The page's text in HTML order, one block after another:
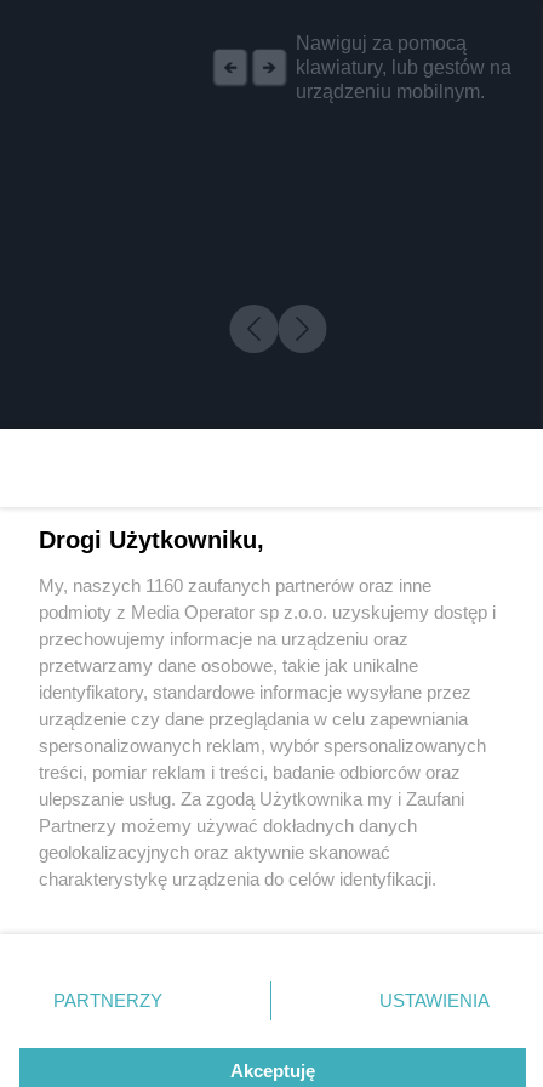
Nawiguj za pomocą
klawiatury, lub gestów na
urządzeniu mobilnym.
1 / 0
Wydawca mediów lokalnych
Nie zapomnij
zapoznać się z:
polityką prywatności regulamin korzystania z portali
Twojemiasto
Piekary Śląskie
Chorzów
Tarnowskie Góry
Gliwice
Skontakuj sięz nami
Kontakt
Wydawca
Redakcja
Drogi Użytkowniku,
My, naszych 1160 zaufanych partnerów oraz inne
podmioty z Media Operator sp z.o.o. uzyskujemy dostęp i
przechowujemy informacje na urządzeniu oraz
przetwarzamy dane osobowe, takie jak unikalne
identyfikatory, standardowe informacje wysyłane przez
urządzenie czy dane przeglądania w celu zapewniania
spersonalizowanych reklam, wybór spersonalizowanych
treści, pomiar reklam i treści, badanie odbiorców oraz
ulepszanie usług. Za zgodą Użytkownika my i Zaufani
Partnerzy możemy używać dokładnych danych
geolokalizacyjnych oraz aktywnie skanować
charakterystykę urządzenia do celów identyfikacji.
zmienić/wycofać klikając przycisk ustawień prywatności
znajdujący się w lewym dolnym rogu strony
rodzaje przetwarzania danych nie wymagają zgody
użytkownika, ale masz prawo sprzeciwić się takiemu
PARTNERZY USTAWIENIA
Akceptuję